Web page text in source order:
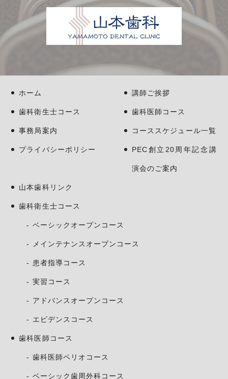
ホーム 講師ご挨拶
歯科衛生士コース 歯科医師コース
事務局案内 コーススケジュール一覧
プライバシーポリシー PEC創立20周年記念講
演会のご案内
山本歯科リンク
歯科衛生士コース
ベーシックオープンコース
メインテナンスオープンコース
患者指導コース
実習コース
アドバンスオープンコース
エビデンスコース
歯科医師コース
歯科医師ペリオコース
ベーシック歯周外科コース